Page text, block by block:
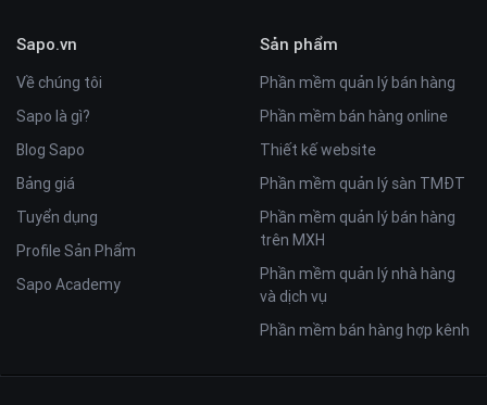
Sapo.vn
Về chúng tôi
Sapo là gì?
Blog Sapo
Bảng giá
Tuyển dụng
Profile Sản Phẩm
Sapo Academy
Sản phẩm
Phần mềm quản lý bán hàng
Phần mềm bán hàng online
Thiết kế website
Phần mềm quản lý sàn TMĐT
Phần mềm quản lý bán hàng
trên MXH
Phần mềm quản lý nhà hàng
và dịch vụ
Phần mềm bán hàng hợp kênh